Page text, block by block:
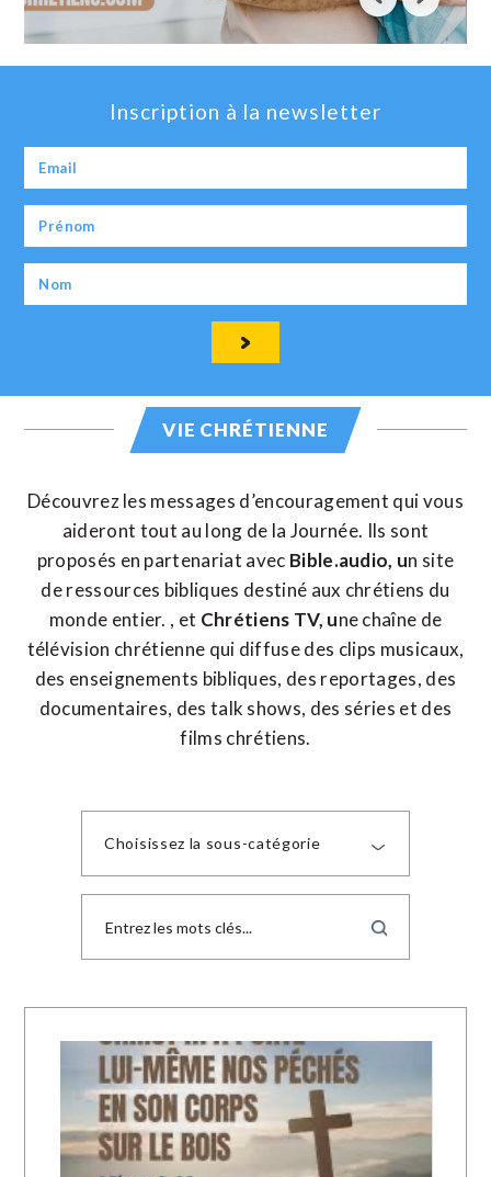
Inscription à la newsletter
VIE CHRÉTIENNE
Découvrez les messages d’encouragement qui vous
aideront tout au long de la Journée. Ils sont
proposés en partenariat avec Bible.audio, un site
de ressources bibliques destiné aux chrétiens du
monde entier. , et Chrétiens TV, une chaîne de
télévision chrétienne qui diffuse des clips musicaux,
des enseignements bibliques, des reportages, des
documentaires, des talk shows, des séries et des
films chrétiens.
Choisissez la sous-catégorie